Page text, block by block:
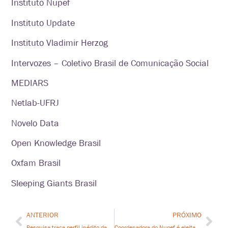
Instituto Nupef
Instituto Update
Instituto Vladimir Herzog
Intervozes – Coletivo Brasil de Comunicação Social
MEDIARS
Netlab-UFRJ
Novelo Data
Open Knowledge Brasil
Oxfam Brasil
Sleeping Giants Brasil
ANTERIOR PRÓXIMO